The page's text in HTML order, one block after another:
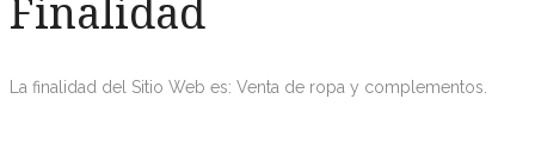
Finalidad
La finalidad del Sitio Web es: Venta de ropa y complementos.